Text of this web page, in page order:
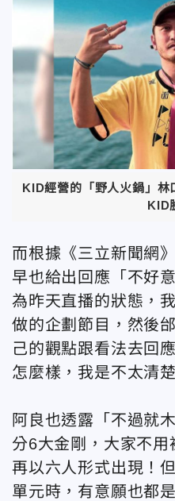
KID經營的「野人火鍋」林
KID
而根據《三立新聞網
早也給出回應「不好
為昨天直播的狀態，
做的企劃節目，然後
己的觀點跟看法去回
怎麼樣，我是不太清楚
阿良也透露「不過就
分6大金剛，大家不
再以六人形式出現！
單元時，有意願也都